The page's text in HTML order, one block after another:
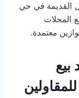
القديمة في حي
المحلات
معتمدة.
بيع